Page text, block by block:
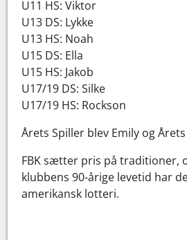
U11 HS: Viktor
U13 DS: Lykke
U13 HS: Noah
U15 DS: Ella
U15 HS: Jakob
U17/19 DS: Silke
U17/19 HS: Rockson
Årets Spiller blev Emily og
FBK sætter pris på traditioner,
klubbens 90-årige levetid har
amerikansk lotteri.